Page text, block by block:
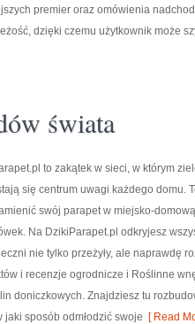
premier oraz omówienia
dzięki czemu użytkownik może
świata
to zakątek w sieci, w którym
się centrum uwagi każdego domu.
swój parapet w miejsko-
Na DzikiParapet.pl odkryjesz
nie tylko przeżyły, ale naprawdę
i recenzje ogrodnicze i Roślinne
doniczkowych. Znajdziesz tu
sposób odmłodzić swoje [ Read